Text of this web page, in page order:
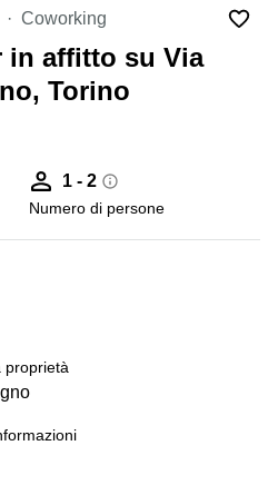
Coworking
in affitto su Via
Torino
1 - 2
Numero di persone
proprietà